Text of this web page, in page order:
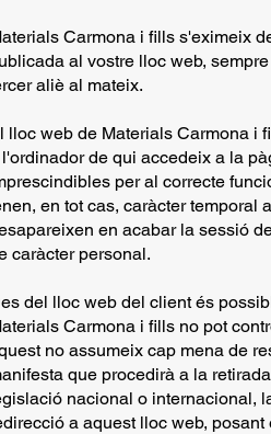
Carmona i fills s'eximeix
al vostre lloc web,
aliè al mateix.
lloc web de Materials Carmona i
de qui accedeix a la
per al correcte
en tot cas, caràcter temporal
en acabar la sessió
caràcter personal.
del lloc web del client és
Carmona i fills no pot
no assumeix cap mena de
que procedirà a la
nacional o internacional,
a aquest lloc web,